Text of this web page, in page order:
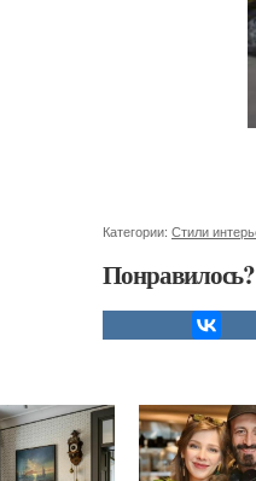
Категории: Стили